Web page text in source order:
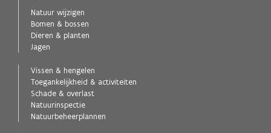
Natuur wijzigen
Bomen & bossen
Dieren & planten
Jagen
Vissen & hengelen
Toegankelijkheid & activiteiten
Schade & overlast
Natuurinspectie
Natuurbeheerplannen